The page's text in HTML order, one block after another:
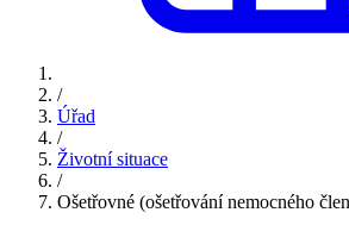
/
Úřad
/
Životní situace
/
Ošetřovné (ošetřování nemocného